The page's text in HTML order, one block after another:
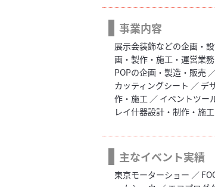
事業内容
展示会装飾などの企画・
画・製作・施工・運営業
POPの企画・製造・販売
カッティングシート ／ デ
作・施工 ／ イベントツー
レイ什器設計・制作・施
主なイベント実績
東京モーターショー ／